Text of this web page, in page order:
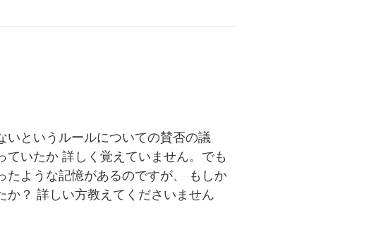
いというルールについての賛否の議
いたか 詳しく覚えていません。でも
たような記憶があるのですが、 もしか
か？ 詳しい方教えてくださいません